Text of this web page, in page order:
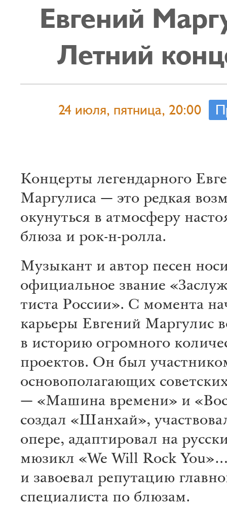
Евгений
Летний
24 июля, пятница, 20:00
Кон­цер­ты легендарного
Маргулиса — это ре­дкая
окунуться в ат­мос­феру
блюза и рок-н-ролла.
Му­зы­кант и автор песен
официаль­ное звание
тис­та России». С момента
карьеры Евгений Маргулис
в историю огромного
проектов. Он был
основополагающих
— «Машина времени» и
создал «Шанхай»,
опере, адаптировал на
мюзикл «We Will Rock
и завоевал репутацию
специалиста по блюзам.